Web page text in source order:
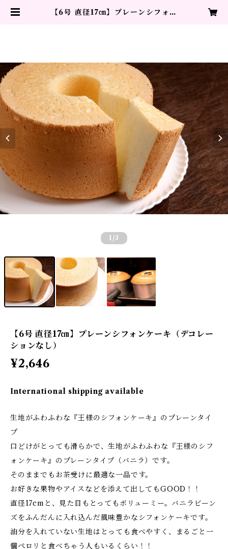
【6号 直径17㎝】プレーンシフォン
1 /3
【6号 直径17㎝】プレーンシフォンケーキ（デコレー
ションなし）
¥2,646
International shipping available
生地がふわふわな『王様のシフォンケーキ』のプレーンタイ
プ
口どけがとっても滑らかで、生地がふわふわな『王様のシフ
ォンケーキ』のプレーンタイプ（バニラ）です。
そのままでもお茶受けに最適な一品です。
お好きな果物やアイスなどを添えて出してもGOOD！！
直径17cmと、見た目もとってもボリューミー。バニラビーン
ズをふんだんに入れ込んだ風味豊かなシフォンケーキです。
油分を入れていない生地はとっても食べやすく、まるごと一
個ぺロリと食べちゃう人もいるくらい！！